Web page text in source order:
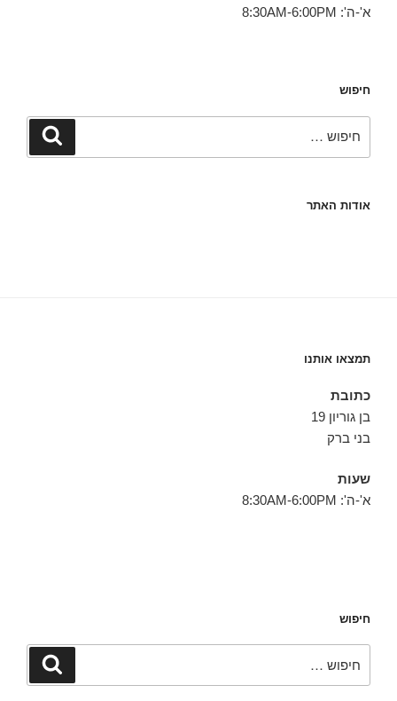
א'-ה': 8:30AM-6:00PM
חיפוש
חיפוש
אודות האתר
תמצאו אותנו
כתובת
בן גוריון 19
בני ברק
שעות
א'-ה': 8:30AM-6:00PM
חיפוש
חיפוש